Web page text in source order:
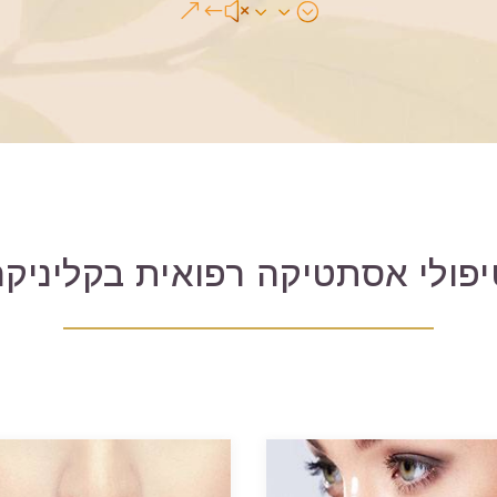
&#x33;
אסתטיקה רפואית